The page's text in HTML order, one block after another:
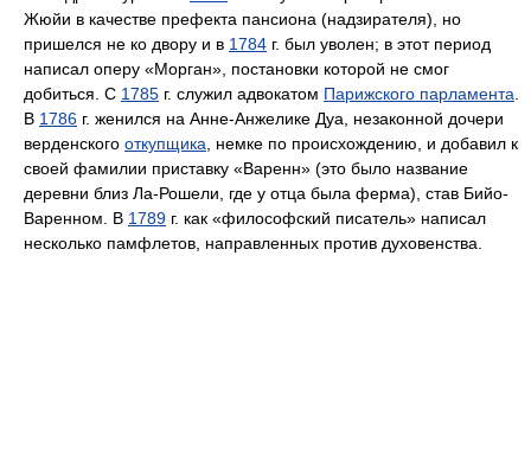
Жюйи в качестве префекта пансиона (надзирателя), но
пришелся не ко двору и в 1784 г. был уволен; в этот период
написал оперу «Морган», постановки которой не смог
добиться. С 1785 г. служил адвокатом Парижского парламента
В 1786 г. женился на Анне-Анжелике Дуа, незаконной дочери
верденского откупщика , немке по происхождению, и добавил к
своей фамилии приставку «Варенн» (это было название
деревни близ Ла-Рошели, где у отца была ферма), став Бийо-
Варенном. В 1789 г. как «философский писатель» написал
несколько памфлетов, направленных против духовенства.